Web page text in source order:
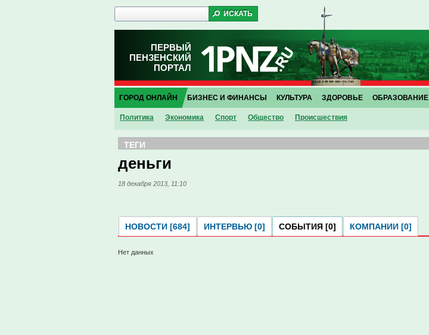
ПЕРВЫЙ
ПЕНЗЕНСКИЙ
ПОРТАЛ
ГОРОД ОНЛАЙН
Политика Экономика Спорт Общество Проиcшествия
БИЗНЕС И ФИНАНСЫ КУЛЬТУРА ЗДОРОВЬЕ ОБРАЗОВАНИЕ
ТЕГИ
деньги
18 декабря 2013, 11:10
НОВОСТИ [684] ИНТЕРВЬЮ [0] СОБЫТИЯ [0] КОМПАНИИ [0]
Нет данных